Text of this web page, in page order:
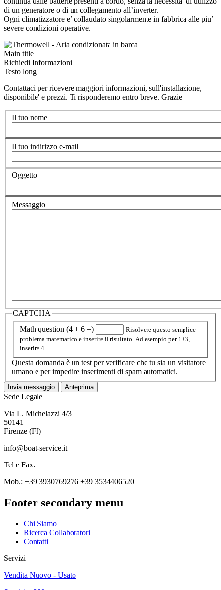
di un generatore o di un collegamento all’inverter.
Ogni climatizzatore e’ collaudato singolarmente in fabbrica alle piu’
severe condizioni operative.
Main title
Richiedi Informazioni
Testo long
Contattaci per ricevere maggiori informazioni, sull'installazione,
disponibile' e prezzi. Ti risponderemo entro breve. Grazie
Il tuo nome
Il tuo indirizzo e-mail
Oggetto
Messaggio
CAPTCHA
Math question (4 + 6 =)
Risolvere questo semplice
problema matematico e inserire il risultato. Ad esempio per 1+3,
inserire 4.
Questa domanda è un test per verificare che tu sia un visitatore
umano e per impedire inserimenti di spam automatici.
Sede Legale
Via L. Michelazzi 4/3
50141
Firenze (FI)
info@boat-service.it
Tel e Fax:
Mob.: +39 3930769276 +39 3534406520
Footer secondary menu
Chi Siamo
Ricerca Collaboratori
Contatti
Servizi
Vendita Nuovo - Usato